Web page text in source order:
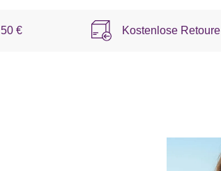
50 € Kostenlose Retoure